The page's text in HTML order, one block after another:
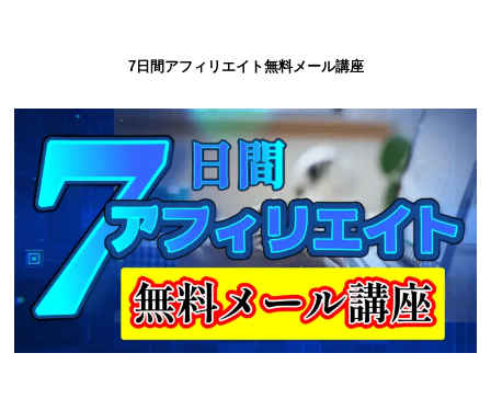
7日間アフィリエイト無料メール講座